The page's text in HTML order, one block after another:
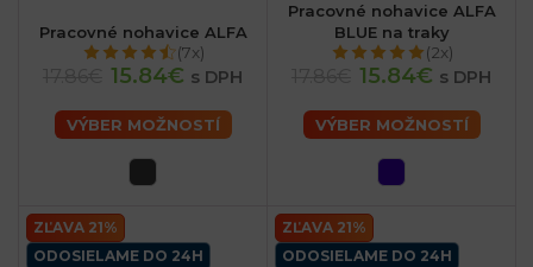
Pracovné nohavice ALFA
(7x)
15.84€ s DPH
VÝBER MOŽNOSTÍ
Pracovné nohavice ALFA
BLUE na traky
(2x)
15.84€ s DPH
VÝBER MOŽNOSTÍ
ZĽAVA 21%
ODOSIELAME DO 24H
ZĽAVA 21%
ODOSIELAME DO 24H